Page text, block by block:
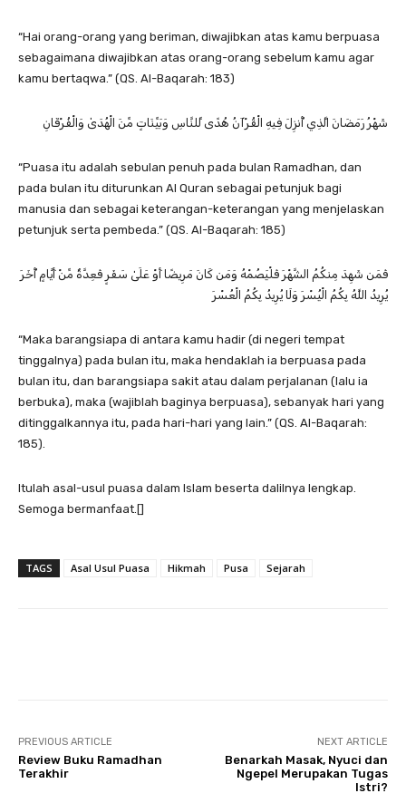
“Hai orang-orang yang beriman, diwajibkan atas kamu berpuasa
sebagaimana diwajibkan atas orang-orang sebelum kamu agar
kamu bertaqwa.” (QS. Al-Baqarah: 183)
شَهْرُ رَمَضَانَ الَّذِي أُنزِلَ فِيهِ الْقُرْآنُ هُدًى لِّلنَّاسِ وَبَيِّنَاتٍ مِّنَ الْهُدَىٰ وَالْفُرْقَانِ
“Puasa itu adalah sebulan penuh pada bulan Ramadhan, dan
pada bulan itu diturunkan Al Quran sebagai petunjuk bagi
manusia dan sebagai keterangan-keterangan yang menjelaskan
petunjuk serta pembeda.” (QS. Al-Baqarah: 185)
فَمَن شَهِدَ مِنكُمُ الشَّهْرَ فَلْيَصُمْهُ وَمَن كَانَ مَرِيضًا أَوْ عَلَىٰ سَفَرٍ فَعِدَّةٌ مِّنْ أَيَّامٍ أُخَرَ
يُرِيدُ اللَّهُ بِكُمُ الْيُسْرَ وَلَا يُرِيدُ بِكُمُ الْعُسْرَ
“Maka barangsiapa di antara kamu hadir (di negeri tempat
tinggalnya) pada bulan itu, maka hendaklah ia berpuasa pada
bulan itu, dan barangsiapa sakit atau dalam perjalanan (lalu ia
berbuka), maka (wajiblah baginya berpuasa), sebanyak hari yang
ditinggalkannya itu, pada hari-hari yang lain.” (QS. Al-Baqarah:
185).
Itulah asal-usul puasa dalam Islam beserta dalilnya lengkap.
Semoga bermanfaat.[]
TAGS Asal Usul Puasa Hikmah Pusa Sejarah
PREVIOUS ARTICLE
Review Buku Ramadhan
Terakhir
NEXT ARTICLE
Benarkah Masak, Nyuci dan
Ngepel Merupakan Tugas
Istri?